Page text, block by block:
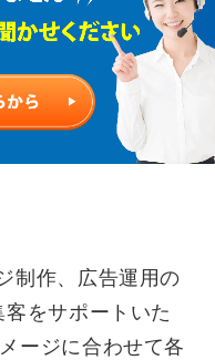
無料のご相
制作、広告運用の
をサポートいた
ージに合わせて各